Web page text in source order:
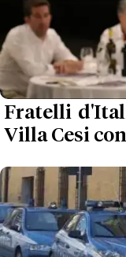
Fratelli
Villa Cesi